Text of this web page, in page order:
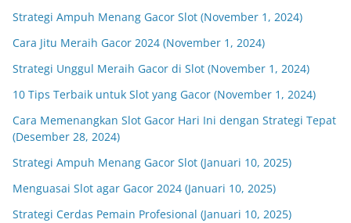
Strategi Ampuh Menang Gacor Slot (November 1, 2024)
Cara Jitu Meraih Gacor 2024 (November 1, 2024)
Strategi Unggul Meraih Gacor di Slot (November 1, 2024)
10 Tips Terbaik untuk Slot yang Gacor (November 1, 2024)
Cara Memenangkan Slot Gacor Hari Ini dengan Strategi Tepat
(Desember 28, 2024)
Strategi Ampuh Menang Gacor Slot (Januari 10, 2025)
Menguasai Slot agar Gacor 2024 (Januari 10, 2025)
Strategi Cerdas Pemain Profesional (Januari 10, 2025)